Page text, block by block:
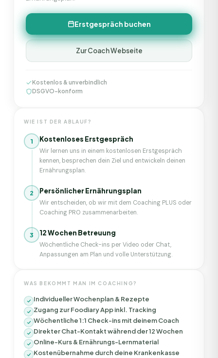
Erstgespräch buchen
Zur Coach Webseite
Kostenlos & unverbindlich
DSGVO-konform
WIE IST DER ABLAUF?
1 Kostenloses Erstgespräch
Wir lernen uns in einem kostenlosen Erstgespräch
kennen, besprechen dein Ziel und entwickeln deinen
Ernährungsplan.
2 Persönlicher Ernährungsplan
Wir entscheiden, ob wir mit dem Coaching PLUS oder
Coaching PRO zusammenarbeiten.
3 12 Wochen Betreuung
Wöchentliche Check-ins per Video oder Chat,
Anpassungen am Plan und volle Unterstützung.
WAS BEKOMMT MAN IM COACHING?
Individueller Wochenplan & Rezepte
Zugang zur Foodiary App inkl. Tracking
Wöchentliche 1:1 Check-ins mit deinem Coach
Direkter Chat-Kontakt während der 12 Wochen
Online-Kurs & Ernährungs-Lernmaterial
Kostenübernahme durch deine Krankenkasse